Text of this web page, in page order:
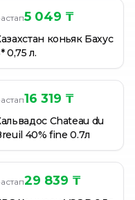
5 049 ₸
коньяк Бахус
0,75 л.
16 319 ₸
Chateau du
40% fine 0.7л
29 839 ₸